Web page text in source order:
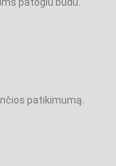
patikimumą.